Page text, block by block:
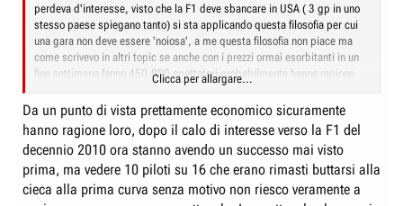
perdeva d'interesse, visto che la F1 deve sbancare in USA ( 3 gp in uno
stesso paese spiegano tanto) si sta applicando questa filosofia per cui
una gara non deve essere 'noiosa', a me questa filosofia non piace ma
come scrivevo in altri topic se anche con i prezzi ormai esorbitanti in un
fine settimana fanno 450.000 spettatori probabilmente hanno ragione
Clicca per allargare...
Da un punto di vista prettamente economico sicuramente
hanno ragione loro, dopo il calo di interesse verso la F1 del
decennio 2010 ora stanno avendo un successo mai visto
prima, ma vedere 10 piloti su 16 che erano rimasti buttarsi alla
cieca alla prima curva senza motivo non riesco veramente a